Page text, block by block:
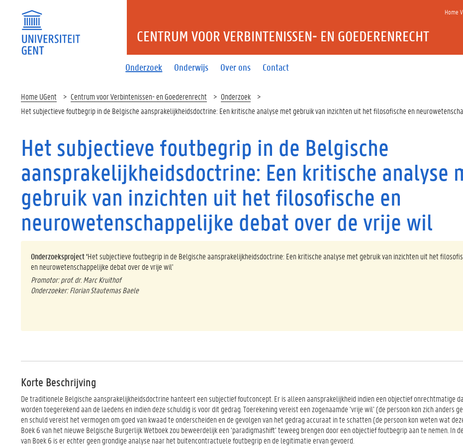
Home
Onderzoek Onderwijs Over ons Contact
CENTRUM VOOR VERBINTENISSEN- EN GOEDERENRECHT
Home UGent Centrum voor Verbintenissen- en Goederenrecht
Onderzoek
Het subjectieve foutbegrip in de Belgische aansprakelijkheidsdoctrine: Een kritische analyse met gebruik van inzichten uit het filosofische en
Het subjectieve foutbegrip in de Belgische
aansprakelijkheidsdoctrine: Een kritische analyse
gebruik van inzichten uit het filosofische en
neurowetenschappelijke debat over de vrije wil
Onderzoeksproject ‘Het subjectieve foutbegrip in de Belgische aansprakelijkheidsdoctrine: Een kritische analyse met gebruik van inzichten uit het
en neurowetenschappelijke debat over de vrije wil'
Promotor: prof. dr. Marc Kruithof
Onderzoeker: Florian Stautemas Baele
Korte Beschrijving
De traditionele Belgische aansprakelijkheidsdoctrine hanteert een subjectief foutconcept. Er is alleen aansprakelijkheid indien een objectief onrechtmatige
worden toegerekend aan de laedens en indien deze schuldig is voor dit gedrag. Toerekening vereist een zogenaamde ‘vrije wil’ (de persoon kon zich anders
en schuld vereist het vermogen om goed van kwaad te onderscheiden en de gevolgen van het gedrag accuraat in te schatten (de persoon kon weten wat
Boek 6 van het nieuwe Belgische Burgerlijk Wetboek zou beweerdelijk een ‘paradigmashift’ teweeg brengen door een objectief foutbegrip aan te nemen. In
van Boek 6 is er echter geen grondige analyse naar het buitencontractuele foutbegrip en de legitimatie ervan gevoerd.